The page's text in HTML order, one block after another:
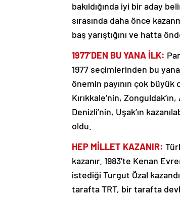
bakıldığında iyi bir aday
sırasında daha önce
baş yarıştığını ve hatta
1977’DEN BU YANA İLK:
1977 seçimlerinden bu
önemin payının çok büyük
Kırıkkale’nin,
Denizli’nin, Uşak’ın
oldu.
HEP MİLLET KAZANIR:
kazanır. 1983’te Kenan
istediği Turgut Özal
tarafta TRT, bir tarafta